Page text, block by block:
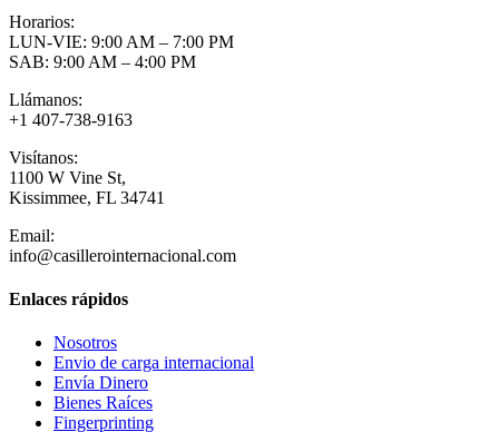
Horarios:
LUN-VIE: 9:00 AM – 7:00 PM
SAB: 9:00 AM – 4:00 PM
Llámanos:
+1 407-738-9163
Visítanos:
1100 W Vine St,
Kissimmee, FL 34741
Email:
info@casillerointernacional.com
Enlaces rápidos
Nosotros
Envio de carga internacional
Envía Dinero
Bienes Raíces
Fingerprinting